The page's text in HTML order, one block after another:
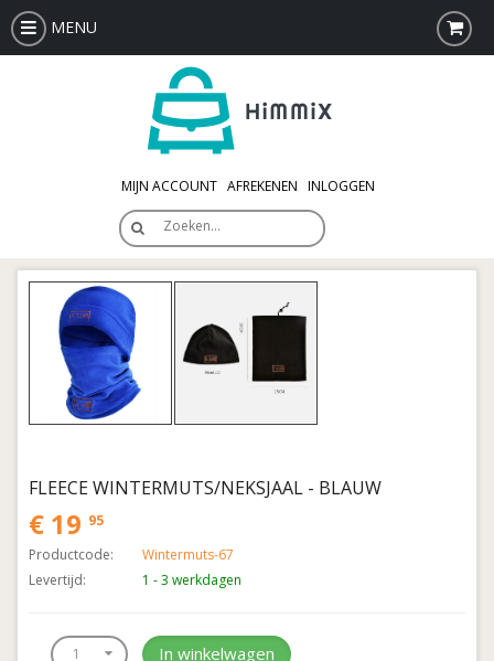
MENU
MIJN ACCOUNT AFREKENEN INLOGGEN
Zoeken…
FLEECE WINTERMUTS/NEKSJAAL - BLAUW
€ 19 95
Productcode:
Wintermuts-67
Levertijd:
1 - 3 werkdagen
In winkelwagen